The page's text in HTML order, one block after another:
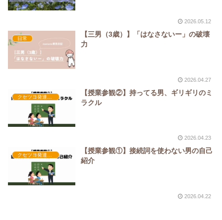
2026.05.12
日常
【三男（3歳）】「はなさないー」の破壊
力
2026.04.27
【授業参観②】持ってる男、ギリギリのミ
ラクル
2026.04.23
クセツヨ発達日記
【授業参観①】接続詞を使わない男の自己
紹介
2026.04.22